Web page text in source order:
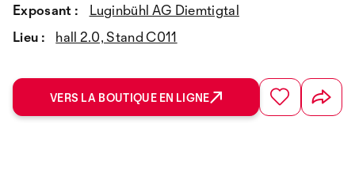
Exposant :
Luginbühl AG Diemtigtal
Lieu :
hall 2.0, Stand C011
VERS LA BOUTIQUE EN LIGNE